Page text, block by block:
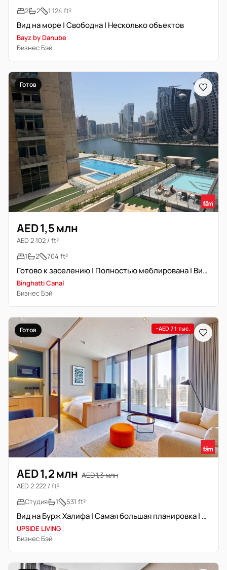
2
2 1 124 ft²
Вид на море | Свободна | Несколько объектов
Bayz by Danube
Бизнес Бэй
Готов
AED 1,5 млн
AED 2 102 / ft²
1
2 704 ft²
Готово к заселению | Полностью меблирована | Вид на канал
Binghatti Canal
Бизнес Бэй
Готов −AED 71 тыс.
AED 1,2 млн AED 1,3 млн
AED 2 222 / ft²
Студия
1 531 ft²
Вид на Бурж Халифа | Самая большая планировка | Выгодное предложение
UPSIDE LIVING
Бизнес Бэй